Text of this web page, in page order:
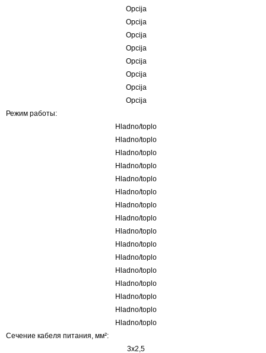
Opcija
Opcija
Opcija
Opcija
Opcija
Opcija
Opcija
Opcija
Режим работы:
Hladno/toplo
Hladno/toplo
Hladno/toplo
Hladno/toplo
Hladno/toplo
Hladno/toplo
Hladno/toplo
Hladno/toplo
Hladno/toplo
Hladno/toplo
Hladno/toplo
Hladno/toplo
Hladno/toplo
Hladno/toplo
Hladno/toplo
Hladno/toplo
Сечение кабеля питания, мм²:
3x2,5